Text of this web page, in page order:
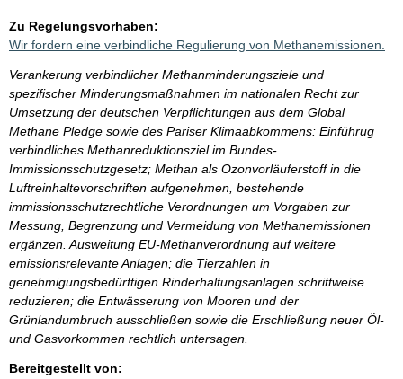
Zu Regelungsvorhaben:
Wir fordern eine verbindliche Regulierung von Methanemissionen.
Verankerung verbindlicher Methanminderungsziele und
spezifischer Minderungsmaßnahmen im nationalen Recht zur
Umsetzung der deutschen Verpflichtungen aus dem Global
Methane Pledge sowie des Pariser Klimaabkommens: Einführug
verbindliches Methanreduktionsziel im Bundes-
Immissionsschutzgesetz; Methan als Ozonvorläuferstoff in die
Luftreinhaltevorschriften aufgenehmen, bestehende
immissionsschutzrechtliche Verordnungen um Vorgaben zur
Messung, Begrenzung und Vermeidung von Methanemissionen
ergänzen. Ausweitung EU-Methanverordnung auf weitere
emissionsrelevante Anlagen; die Tierzahlen in
genehmigungsbedürftigen Rinderhaltungsanlagen schrittweise
reduzieren; die Entwässerung von Mooren und der
Grünlandumbruch ausschließen sowie die Erschließung neuer Öl-
und Gasvorkommen rechtlich untersagen.
Bereitgestellt von: